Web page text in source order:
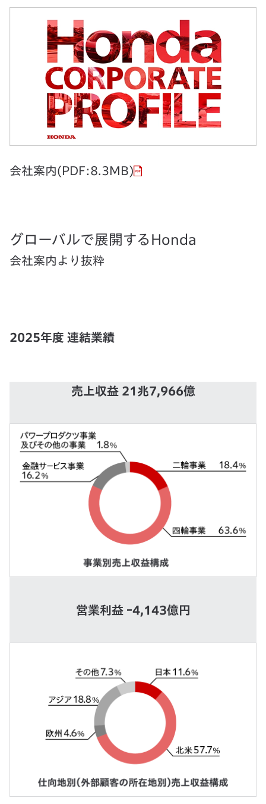
会社案内(PDF:8.3MB)
グローバルで展開するHonda
会社案内より抜粋
2025年度 連結業績
売上収益 21兆7,966億
営業利益 ｰ4,143億円